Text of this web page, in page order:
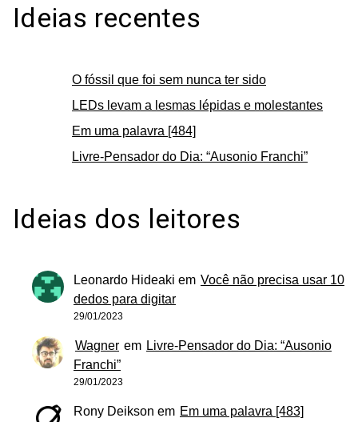
Ideias recentes
O fóssil que foi sem nunca ter sido
LEDs levam a lesmas lépidas e molestantes
Em uma palavra [484]
Livre-Pensador do Dia: “Ausonio Franchi”
Ideias dos leitores
Leonardo Hideaki em Você não precisa usar 10
dedos para digitar
29/01/2023
Wagner em Livre-Pensador do Dia: “Ausonio
Franchi”
29/01/2023
Rony Deikson em Em uma palavra [483]